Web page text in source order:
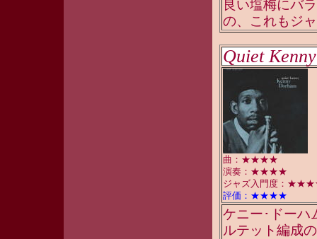
良い塩梅にバ
の、これもジ
Quiet Kenny
曲：★★★★
演奏：★★★★
ジャズ入門度：
評価：★★★★
ケニー･ドーハ
ルテット編成